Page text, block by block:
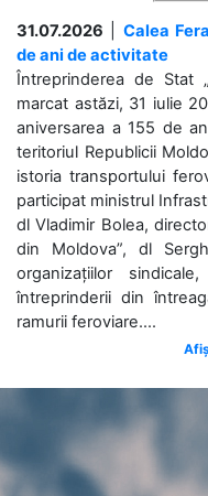
31.07.2026
Calea
de ani de activitate
Întreprinderea de Stat
marcat astăzi, 31 iulie
aniversarea a 155 de
teritoriul Republicii
istoria transportului
participat ministrul
dl Vladimir Bolea,
din Moldova”, dl
organizațiilor
întreprinderii din
ramurii feroviare....